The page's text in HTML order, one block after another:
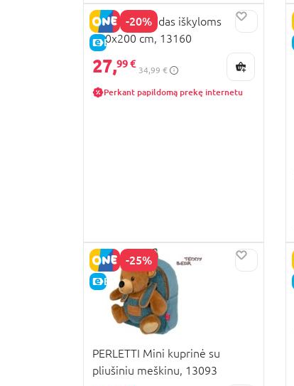
-20%
E-KAINA
PERLETTI Plėdas iškyloms
200x200 cm, 13160
27,99 €
34,99 €
Perkant papildomą prekę internetu
-25%
E-KAINA
PERLETTI Mini kuprinė su
pliušiniu meškinu, 13093